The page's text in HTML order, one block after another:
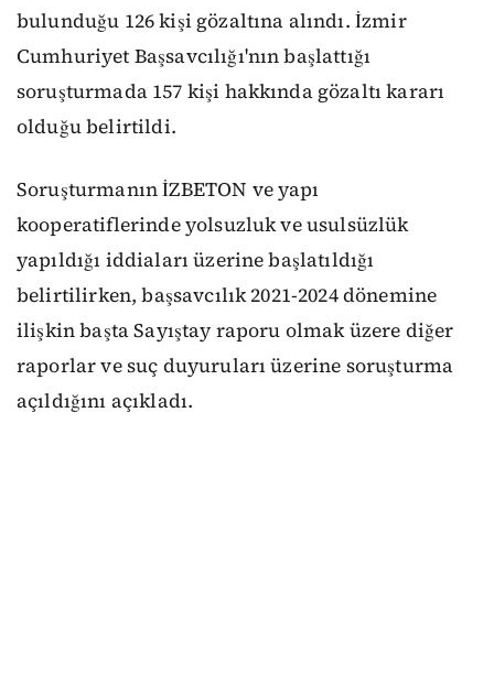
bulunduğu 126 kişi gözaltına alındı. İzmir
Cumhuriyet Başsavcılığı'nın başlattığı
soruşturmada 157 kişi hakkında gözaltı kararı
olduğu belirtildi.
Soruşturmanın İZBETON ve yapı
kooperatiflerinde yolsuzluk ve usulsüzlük
yapıldığı iddiaları üzerine başlatıldığı
belirtilirken, başsavcılık 2021-2024 dönemine
ilişkin başta Sayıştay raporu olmak üzere diğer
raporlar ve suç duyuruları üzerine soruşturma
açıldığını açıkladı.